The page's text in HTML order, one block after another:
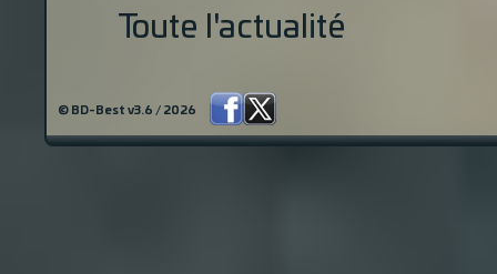
Toute l'actualité
© BD-Best v3.6 / 2026